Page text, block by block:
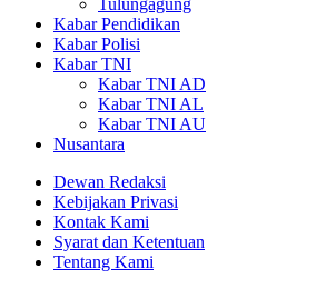
Tulungagung
Kabar Pendidikan
Kabar Polisi
Kabar TNI
Kabar TNI AD
Kabar TNI AL
Kabar TNI AU
Nusantara
Dewan Redaksi
Kebijakan Privasi
Kontak Kami
Syarat dan Ketentuan
Tentang Kami